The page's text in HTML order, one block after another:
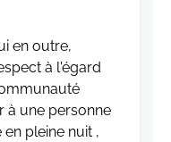
en outre,
à l'égard
à une personne
pleine nuit ,